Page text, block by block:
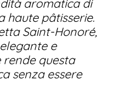
aromatica di
haute pâtisserie.
Saint-Honoré,
e
questa
senza essere